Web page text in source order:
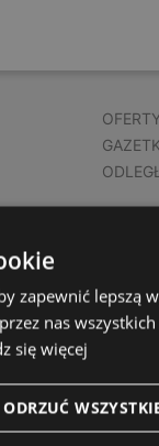
zapewnić lepszą
nas
się więcej
ODRZUĆ